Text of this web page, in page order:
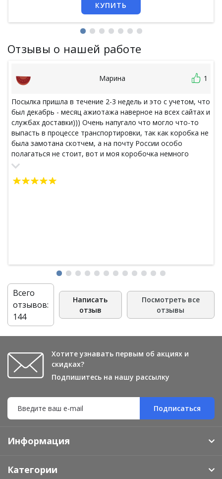
КУПИТЬ
Отзывы о нашей работе
Марина 1
Посылка пришла в течение 2-3 недель и это с учетом, что
был декабрь - месяц ажиотажа наверное на всех сайтах и
службах доставки))) Очень напугало что могло что-то
выпасть в процессе транспортировки, так как коробка не
была замотана скотчем, а на почту России особо
полагаться не стоит, вот и моя коробочка немного
смялась в пути. Из недостатков - Не было скотча на
целости и в полном составе. В подарок был положен
нужно точно брать! Теперь не остановлюсь, пока не
перепробую всё что есть на сайте!))
Всего
отзывов:
144
Написать
отзыв
Посмотреть все
отзывы
Хотите узнавать первым об акциях и
скидках?
Подпишитесь на нашу рассылку
Подписаться
Информация
Категории